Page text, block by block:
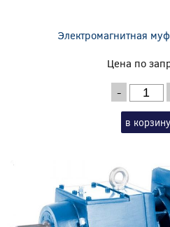
Электромагнитная
Цена по
-
в корзину